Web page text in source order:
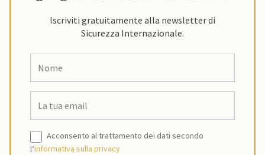
Iscriviti gratuitamente alla newsletter di
Sicurezza Internazionale.
Acconsento al trattamento dei dati secondo
l’informativa sulla privacy